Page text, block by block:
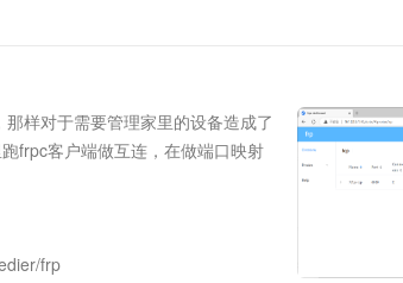
样对于需要管理家里的设备造成了
frpc客户端做互连，在做端口映射
frp